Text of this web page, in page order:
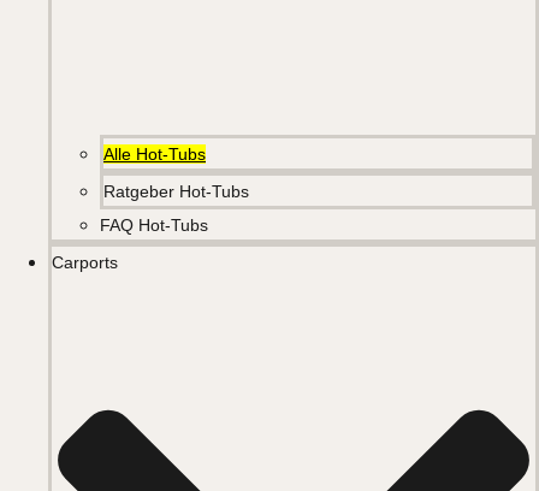
Alle Hot-Tubs
Ratgeber Hot-Tubs
FAQ Hot-Tubs
Carports